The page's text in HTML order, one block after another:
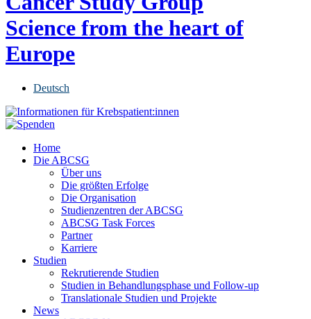
Science from the heart of
Europe
Deutsch
Home
Die ABCSG
Über uns
Die größten Erfolge
Die Organisation
Studienzentren der ABCSG
ABCSG Task Forces
Partner
Karriere
Studien
Rekrutierende Studien
Studien in Behandlungsphase und Follow-up
Translationale Studien und Projekte
News